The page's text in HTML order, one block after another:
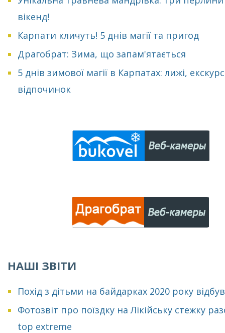
вікенд!
Карпати кличуть! 5 днів магії та пригод
Драгобрат: Зима, що запам'ятається
5 днів зимової магії в Карпатах: лижі,
відпочинок
НАШІ ЗВІТИ
Похід з дітьми на байдарках 2020 року
Фотозвіт про поїздку на Лікійську стежку
top extreme